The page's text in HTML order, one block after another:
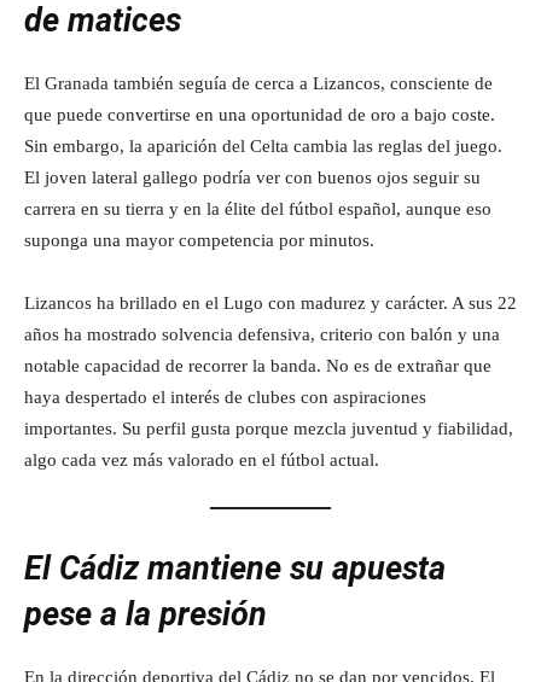
de matices
El Granada también seguía de cerca a Lizancos, consciente de
que puede convertirse en una oportunidad de oro a bajo coste.
Sin embargo, la aparición del Celta cambia las reglas del juego.
El joven lateral gallego podría ver con buenos ojos seguir su
carrera en su tierra y en la élite del fútbol español, aunque eso
suponga una mayor competencia por minutos.
Lizancos ha brillado en el Lugo con madurez y carácter. A sus 22
años ha mostrado solvencia defensiva, criterio con balón y una
notable capacidad de recorrer la banda. No es de extrañar que
haya despertado el interés de clubes con aspiraciones
importantes. Su perfil gusta porque mezcla juventud y fiabilidad,
algo cada vez más valorado en el fútbol actual.
El Cádiz mantiene su apuesta
pese a la presión
En la dirección deportiva del Cádiz no se dan por vencidos. El